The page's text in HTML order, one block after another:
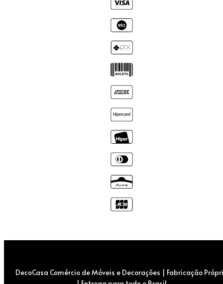
DecoCasa Comércio de Móveis e Decorações | Fabricação